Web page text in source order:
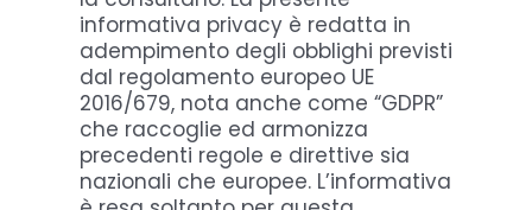
informativa privacy è redatta in
adempimento degli obblighi previsti
dal regolamento europeo UE
2016/679, nota anche come “GDPR”
che raccoglie ed armonizza
precedenti regole e direttive sia
nazionali che europee. L’informativa